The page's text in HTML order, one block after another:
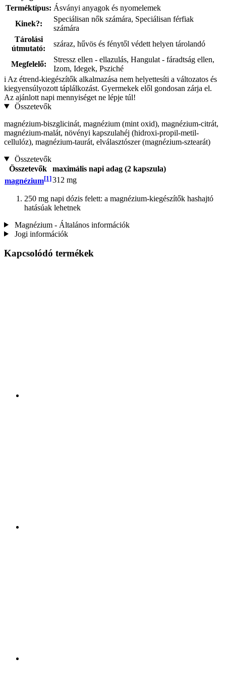
Terméktípus: Ásványi anyagok és nyomelemek
Kinek?:
Speciálisan nők számára, Speciálisan férfiak
számára
Tárolási
útmutató:
száraz, hűvös és fénytől védett helyen tárolandó
Megfelelő:
Stressz ellen - ellazulás, Hangulat - fáradtság ellen,
Izom, Idegek, Psziché
i Az étrend-kiegészítők alkalmazása nem helyettesíti a változatos és
kiegyensúlyozott táplálkozást. Gyermekek elől gondosan zárja el.
Az ajánlott napi mennyiséget ne lépje túl!
Összetevők
magnézium-biszglicinát, magnézium (mint oxid), magnézium-citrát,
magnézium-malát, növényi kapszulahéj (hidroxi-propil-metil-
cellulóz), magnézium-taurát, elválasztószer (magnézium-sztearát)
Összetevők
Összetevők
maximális napi adag (2 kapszula)
magnézium[1]312 mg
250 mg napi dózis felett: a magnézium-kiegészítők hashajtó
hatásúak lehetnek
Magnézium - Általános információk
Jogi információk
Kapcsolódó termékek